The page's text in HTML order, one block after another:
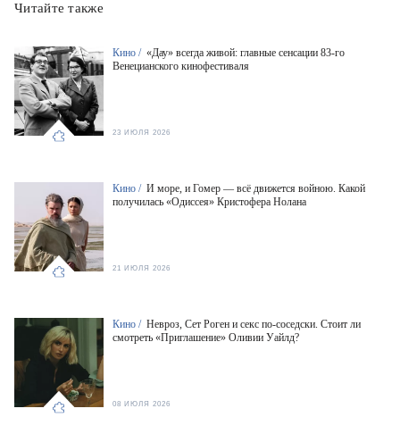
Читайте также
Кино / «Дау» всегда живой: главные сенсации 83-го
Венецианского кинофестиваля
23 ИЮЛЯ 2026
Кино / И море, и Гомер — всё движется войною. Какой
получилась «Одиссея» Кристофера Нолана
21 ИЮЛЯ 2026
Кино / Невроз, Сет Роген и секс по-соседски. Стоит ли
смотреть «Приглашение» Оливии Уайлд?
08 ИЮЛЯ 2026